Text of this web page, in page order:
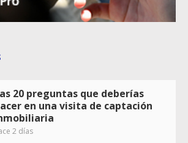
20 preguntas que deberías
en una visita de captación
2 días